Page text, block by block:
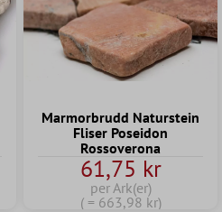
Marmorbrudd Naturstein
Fliser Poseidon
Rossoverona
61,75 kr
per Ark(er)
( = 663,98 kr)